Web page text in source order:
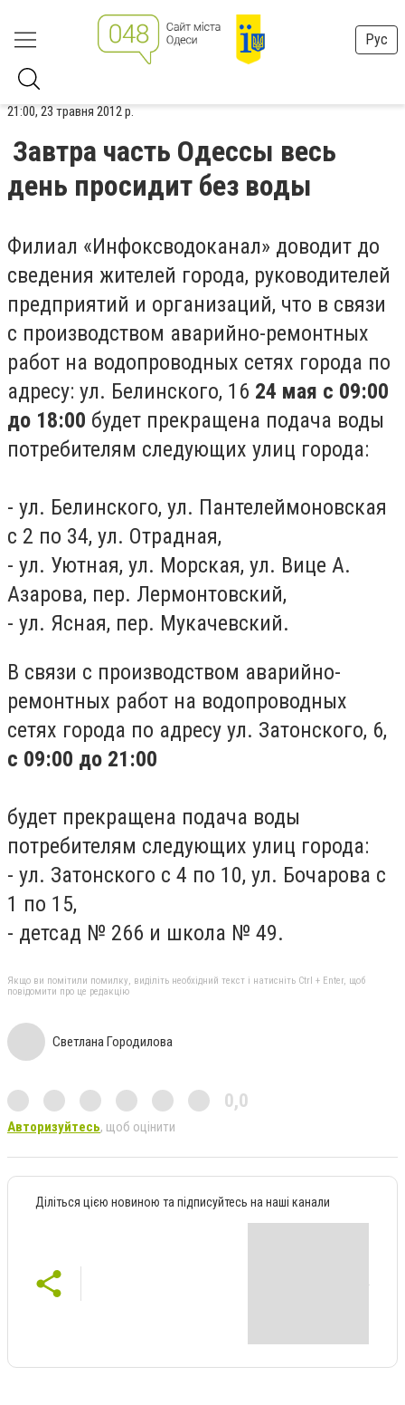
Рус
21:00, 23 травня 2012 р.
Завтра часть Одессы весь
день просидит без воды
Филиал «Инфоксводоканал» доводит до
сведения жителей города, руководителей
предприятий и организаций, что в связи
с производством аварийно-ремонтных
работ на водопроводных сетях города по
адресу: ул. Белинского, 16 24 мая с 09:00
до 18:00 будет прекращена подача воды
потребителям следующих улиц города:
- ул. Белинского, ул. Пантелеймоновская
с 2 по 34, ул. Отрадная,
- ул. Уютная, ул. Морская, ул. Вице А.
Азарова, пер. Лермонтовский,
- ул. Ясная, пер. Мукачевский.
В связи с производством аварийно-
ремонтных работ на водопроводных
сетях города по адресу ул. Затонского, 6,
с 09:00 до 21:00
будет прекращена подача воды
потребителям следующих улиц города:
- ул. Затонского с 4 по 10, ул. Бочарова с
1 по 15,
- детсад № 266 и школа № 49.
Якщо ви помітили помилку, виділіть необхідний текст і натисніть Ctrl + Enter, щоб
повідомити про це редакцію
Светлана Городилова
0,0
Авторизуйтесь, щоб оцінити
Діліться цією новиною та підписуйтесь на наші канали